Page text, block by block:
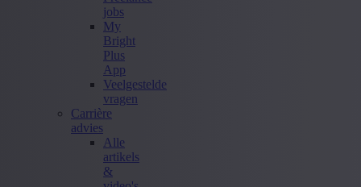
jobs
My
Bright
Plus
App
Veelgestelde
vragen
Carrière
advies
Alle
artikels
&